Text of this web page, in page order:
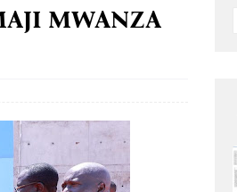
MWANZA